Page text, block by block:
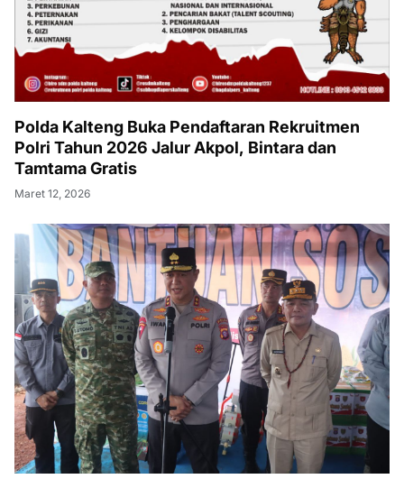
Polda Kalteng Buka Pendaftaran Rekruitmen
Polri Tahun 2026 Jalur Akpol, Bintara dan
Tamtama Gratis
Maret 12, 2026